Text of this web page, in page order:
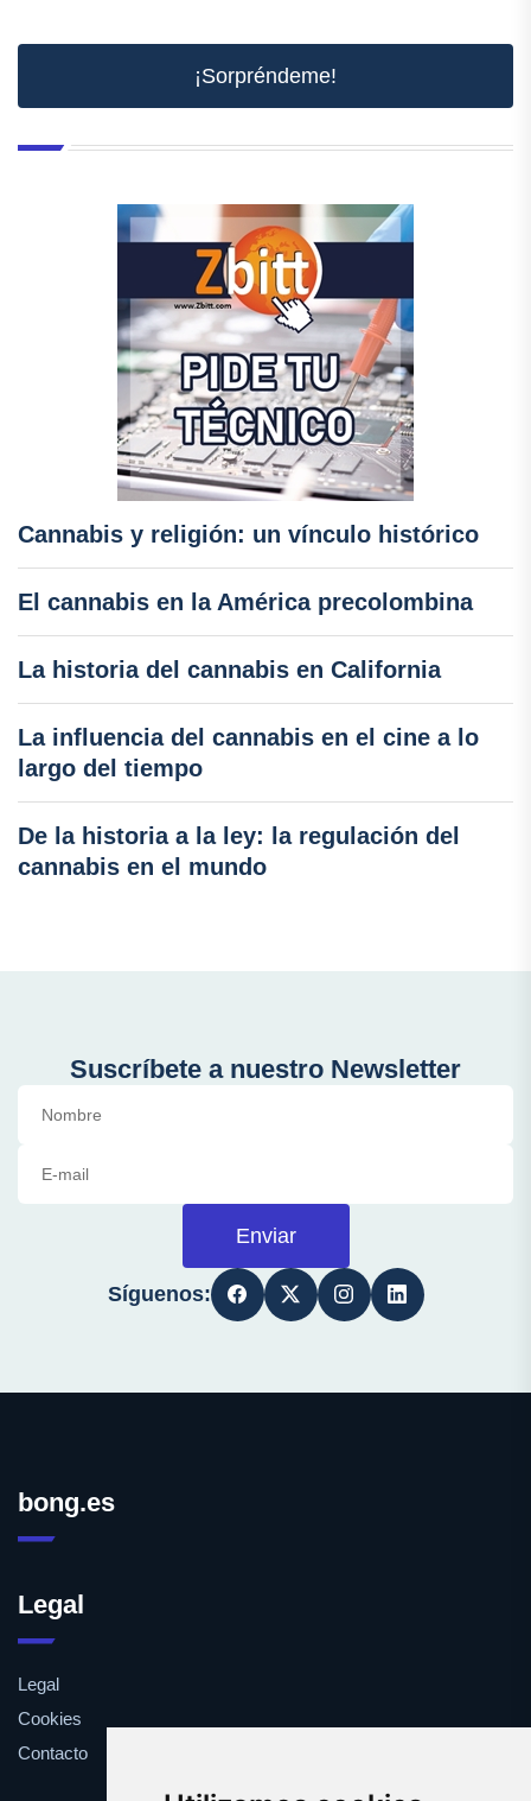
¡Sorpréndeme!
Cannabis y religión: un vínculo histórico
El cannabis en la América precolombina
La historia del cannabis en California
La influencia del cannabis en el cine a lo
largo del tiempo
De la historia a la ley: la regulación del
cannabis en el mundo
Suscríbete a nuestro Newsletter
Enviar
Síguenos:
bong.es
Legal
Legal
Cookies
Contacto